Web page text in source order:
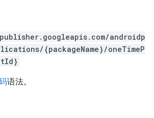
androidp
{packageName}/oneTimeP
语法。